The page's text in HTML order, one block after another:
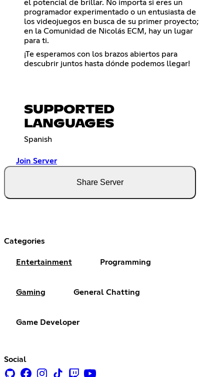
el potencial de brillar. No importa si eres un
programador experimentado o un entusiasta de
los videojuegos en busca de su primer proyecto;
en la Comunidad de Nicolás ECM, hay un lugar
para ti.
¡Te esperamos con los brazos abiertos para
descubrir juntos hasta dónde podemos llegar!
SUPPORTED
LANGUAGES
Spanish
Join Server
Share Server
Categories
Entertainment Programming
Gaming General Chatting
Game Developer
Social